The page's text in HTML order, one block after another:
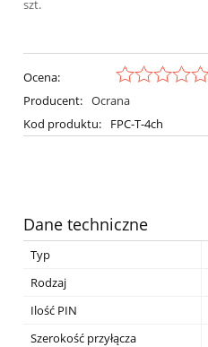
szt.
Ocena:
Producent: Ocrana
Kod produktu:
FPC-T-4ch
Dane techniczne
Typ
Rodzaj
Ilość PIN
Szerokość przyłącza